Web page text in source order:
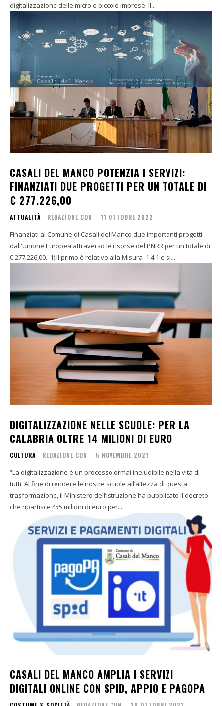
digitalizzazione delle micro e piccole imprese. ll...
CASALI DEL MANCO POTENZIA I SERVIZI:
FINANZIATI DUE PROGETTI PER UN TOTALE DI
€ 277.226,00
ATTUALITÀ REDAZIONE CDN - 11 OTTOBRE 2022
Finanziati al Comune di Casali del Manco due importanti progetti
dall'Unione Europea attraverso le risorse del PNRR per un totale di
€ 277.226,00. 1) Il primo è relativo alla Misura 1.4.1 e si...
DIGITALIZZAZIONE NELLE SCUOLE: PER LA
CALABRIA OLTRE 14 MILIONI DI EURO
CULTURA REDAZIONE CDN - 5 NOVEMBRE 2021
“La digitalizzazione è un processo ormai ineludibile nella vita di
tutti. Al fine di rendere le nostre scuole all’altezza di questa
trasformazione, il Ministero dell’Istruzione ha pubblicato il decreto
che ripartisce 455 milioni di euro per...
CASALI DEL MANCO AMPLIA I SERVIZI
DIGITALI ONLINE CON SPID, APPIO E PAGOPA